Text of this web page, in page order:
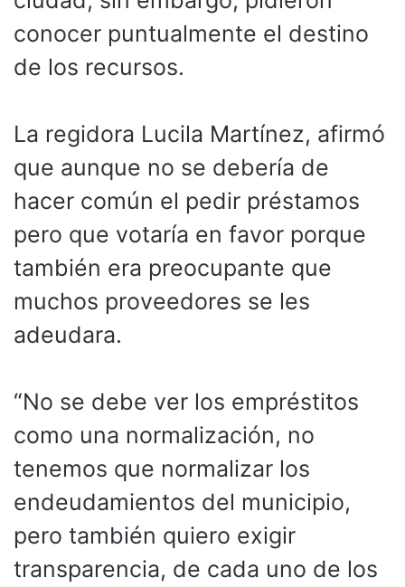
conocer puntualmente el destino
de los recursos.
La regidora Lucila Martínez, afirmó
que aunque no se debería de
hacer común el pedir préstamos
pero que votaría en favor porque
también era preocupante que
muchos proveedores se les
adeudara.
“No se debe ver los empréstitos
como una normalización, no
tenemos que normalizar los
endeudamientos del municipio,
pero también quiero exigir
transparencia, de cada uno de los